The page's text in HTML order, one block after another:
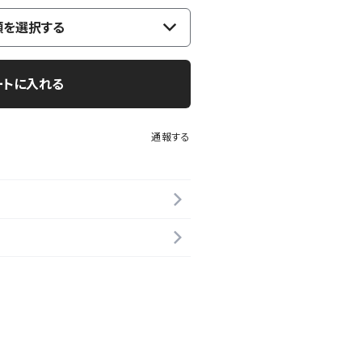
選択する
に入れる
通報する